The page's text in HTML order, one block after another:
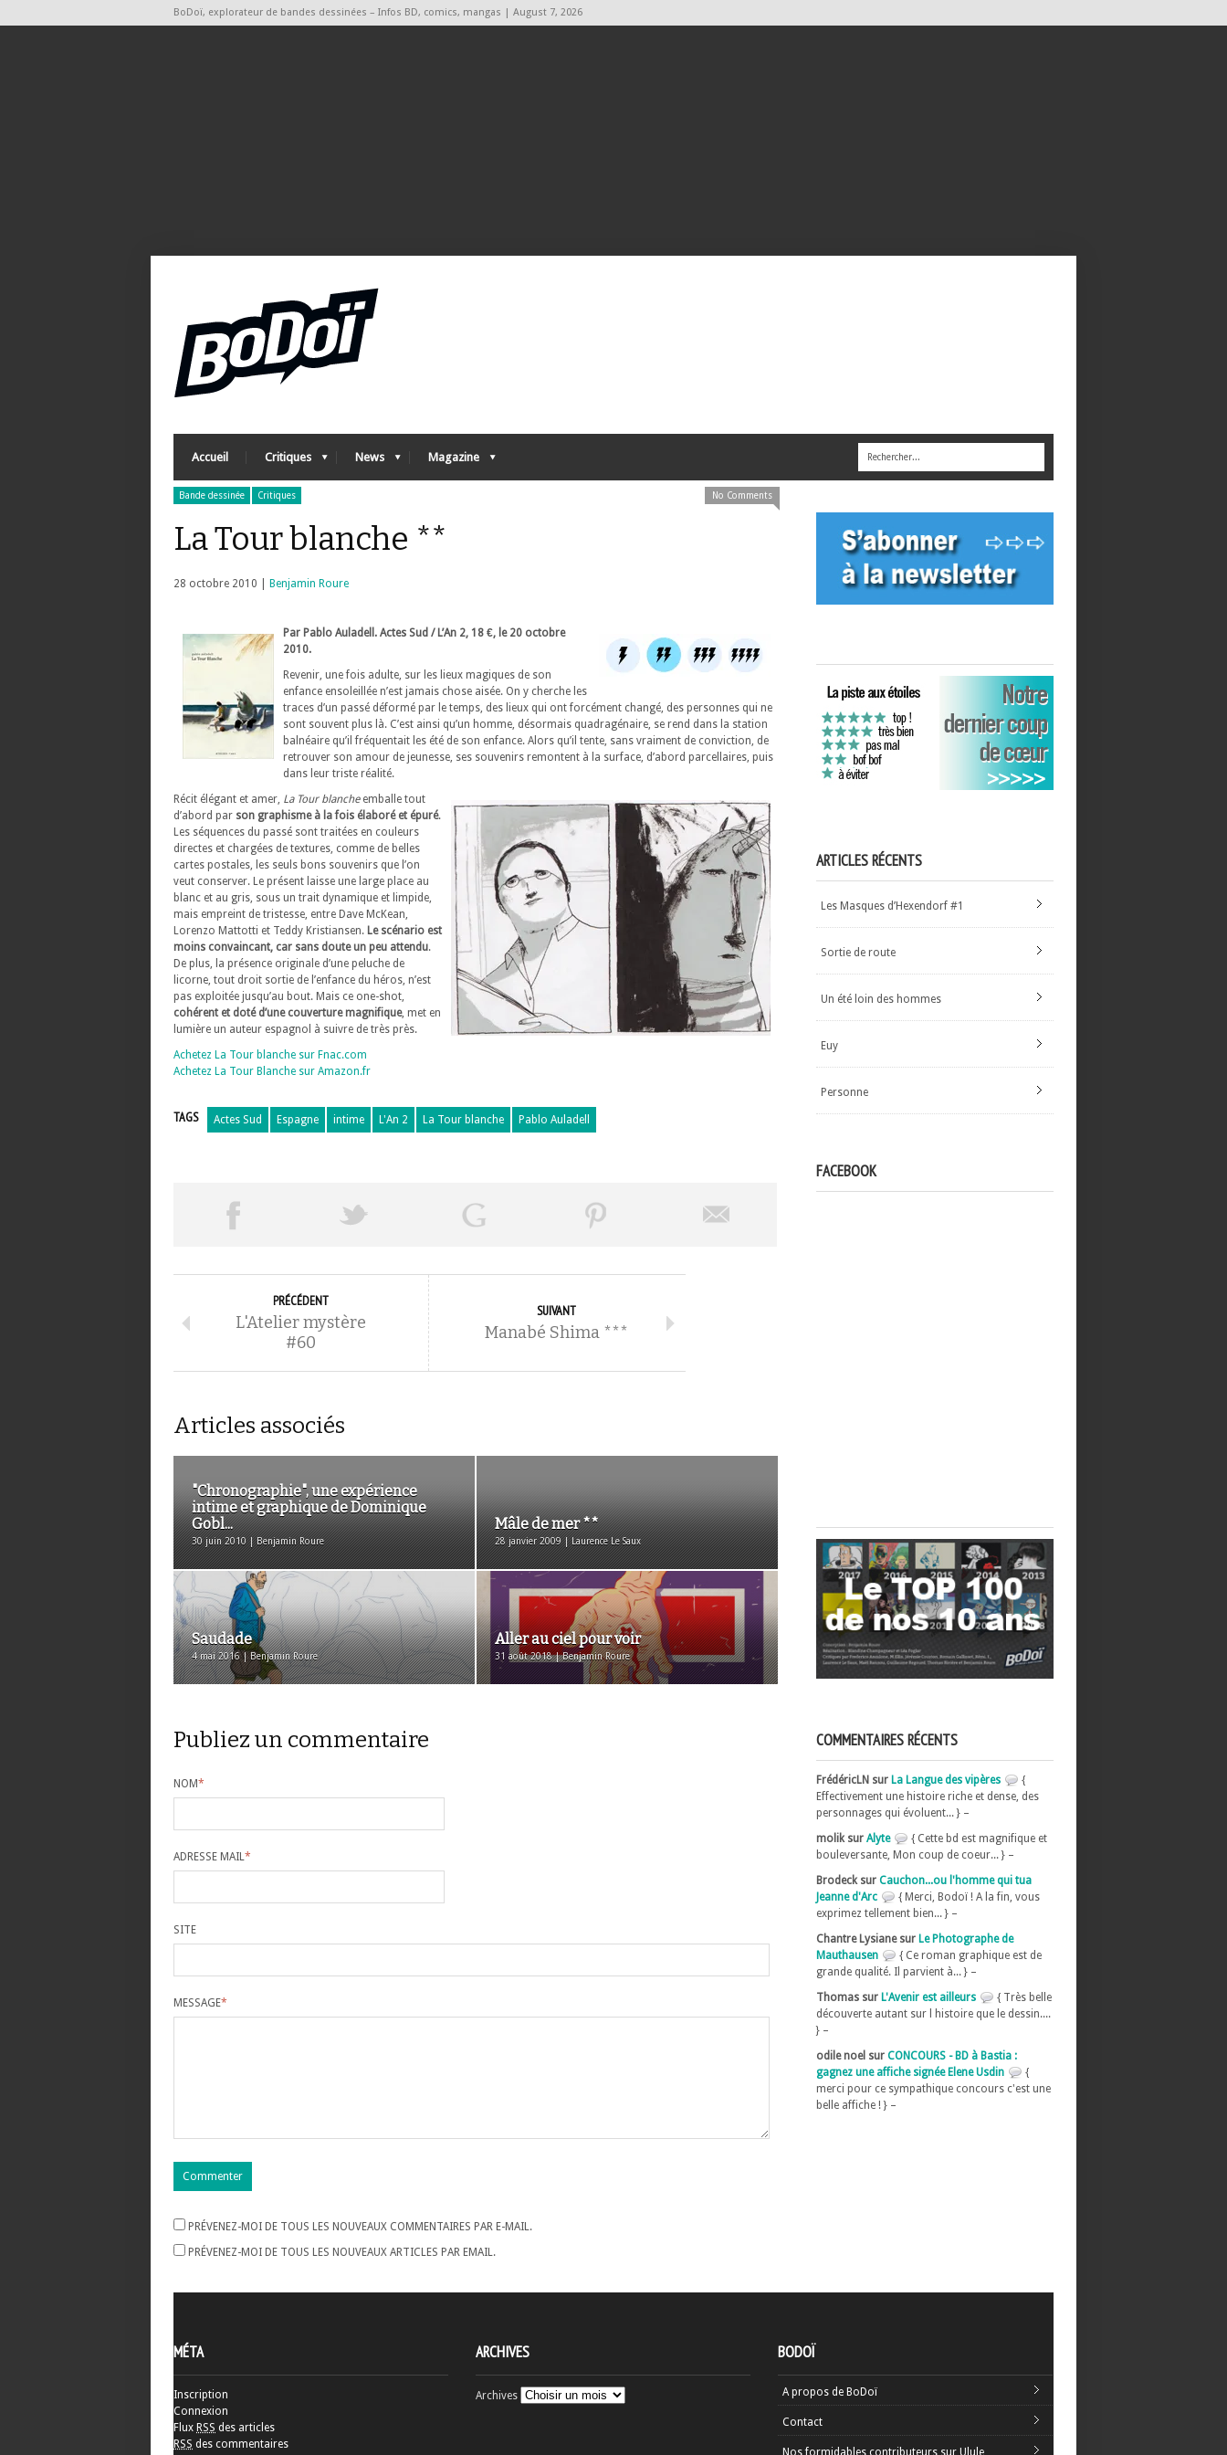
BoDoï, explorateur de bandes dessinées – Infos BD, comics, mangas | August 7, 2026
Accueil Critiques News Magazine
Bande dessinée Critiques No Comments
La Tour blanche **
28 octobre 2010 | Benjamin Roure
Par Pablo Auladell. Actes Sud / L’An 2, 18 €, le 20 octobre
2010.
Revenir, une fois adulte, sur les lieux magiques de son
enfance ensoleillée n’est jamais chose aisée. On y cherche les
traces d’un passé déformé par le temps, des lieux qui ont forcément changé, des personnes qui ne
sont souvent plus là. C’est ainsi qu’un homme, désormais quadragénaire, se rend dans la station
balnéaire qu’il fréquentait les été de son enfance. Alors qu’il tente, sans vraiment de conviction, de
retrouver son amour de jeunesse, ses souvenirs remontent à la surface, d’abord parcellaires, puis
dans leur triste réalité.
Récit élégant et amer, La Tour blancheemballe tout
d’abord par son graphisme à la fois élaboré et épuré.
Les séquences du passé sont traitées en couleurs
directes et chargées de textures, comme de belles
cartes postales, les seuls bons souvenirs que l’on
veut conserver. Le présent laisse une large place au
blanc et au gris, sous un trait dynamique et limpide,
mais empreint de tristesse, entre Dave McKean,
Lorenzo Mattotti et Teddy Kristiansen. Le scénario est
moins convaincant, car sans doute un peu attendu.
De plus, la présence originale d’une peluche de
licorne, tout droit sortie de l’enfance du héros, n’est
pas exploitée jusqu’au bout. Mais ce one-shot,
cohérent et doté d’une couverture magnifique, met en
lumière un auteur espagnol à suivre de très près.
Achetez La Tour blanche sur Fnac.com
Achetez La Tour Blanche sur Amazon.fr
TAGS Actes Sud Espagne intime L'An 2 La Tour blanche Pablo Auladell
PRÉCÉDENT
L'Atelier mystère
#60
SUIVANT
Manabé Shima ***
Articles associés
"Chronographie", une expérience
intime et graphique de Dominique
Gobl...
30 juin 2010 | Benjamin Roure
Mâle de mer **
28 janvier 2009 | Laurence Le Saux
Saudade
4 mai 2016 | Benjamin Roure
Aller au ciel pour voir
31 août 2018 | Benjamin Roure
Publiez un commentaire
NOM*
ADRESSE MAIL*
SITE
MESSAGE*
PRÉVENEZ-MOI DE TOUS LES NOUVEAUX COMMENTAIRES PAR E-MAIL.
PRÉVENEZ-MOI DE TOUS LES NOUVEAUX ARTICLES PAR EMAIL.
ARTICLES RÉCENTS
Les Masques d’Hexendorf #1
Sortie de route
Un été loin des hommes
Euy
Personne
FACEBOOK
COMMENTAIRES RÉCENTS
FrédéricLN sur La Langue des vipères
{
Effectivement une histoire riche et dense, des
personnages qui évoluent... } –
molik sur Alyte
{ Cette bd est magnifique et
bouleversante, Mon coup de coeur... } –
Brodeck sur Cauchon...ou l'homme qui tua
Jeanne d'Arc
{ Merci, Bodoï ! A la fin, vous
exprimez tellement bien... } –
Chantre Lysiane sur Le Photographe de
Mauthausen
{ Ce roman graphique est de
grande qualité. Il parvient à... } –
Thomas sur L'Avenir est ailleurs
{ Très belle
découverte autant sur l histoire que le dessin....
} –
odile noel sur CONCOURS - BD à Bastia :
gagnez une affiche signée Elene Usdin
{
merci pour ce sympathique concours c'est une
belle affiche ! } –
MÉTA
Inscription
Connexion
Flux RSS des articles
RSS des commentaires
ARCHIVES
Archives
BODOÏ
A propos de BoDoï
Contact
Nos formidables contributeurs sur Ulule